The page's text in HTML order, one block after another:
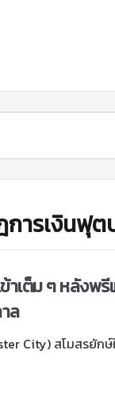
การเงินฟุ
าเต็ม ๆ หลังพ
ล
City) สโมสรยัก